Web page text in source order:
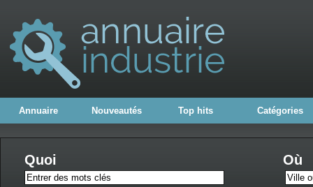
Annuaire Nouveautés Top hits Catégories
Quoi Où